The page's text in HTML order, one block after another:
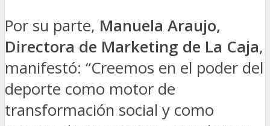
Por su parte, Manuela Araujo,
Directora de Marketing de La Caja,
manifestó: “Creemos en el poder del
deporte como motor de
transformación social y como